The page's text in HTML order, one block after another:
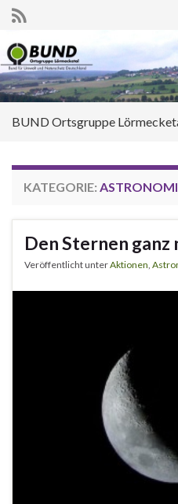
BUND Ortsgruppe
KATEGORIE:
Den Sternen ganz
Veröffentlicht unterAktionen,